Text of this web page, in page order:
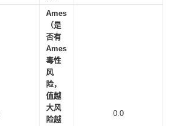
Ames
（是
否有
Ames
毒性
风
险，
值越
大风
险越
0.0